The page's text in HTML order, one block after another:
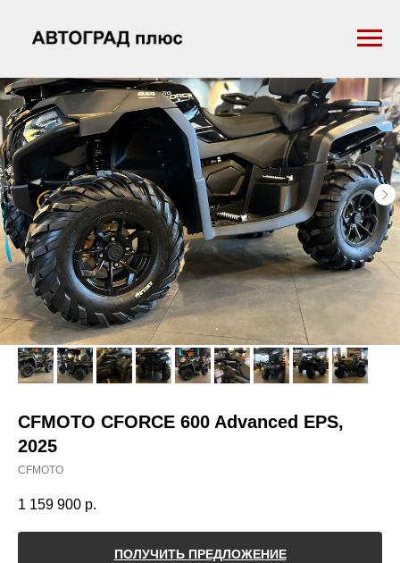
CFMOTO CFORCE 600 Advanced EPS,
2025
СFMOTO
1 159 900 р.
ПОЛУЧИТЬ ПРЕДЛОЖЕНИЕ